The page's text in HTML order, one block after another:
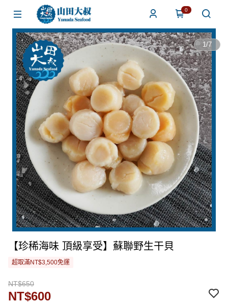
0
1/7
【珍稀海味 頂級享受】蘇聯野生干貝
超取滿NT$3,500免運
NT$650
NT$600